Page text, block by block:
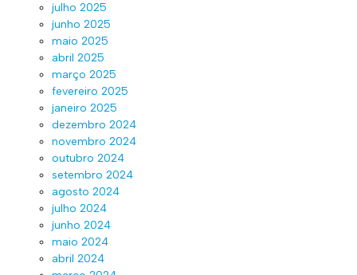
julho 2025
junho 2025
maio 2025
abril 2025
março 2025
fevereiro 2025
janeiro 2025
dezembro 2024
novembro 2024
outubro 2024
setembro 2024
agosto 2024
julho 2024
junho 2024
maio 2024
abril 2024